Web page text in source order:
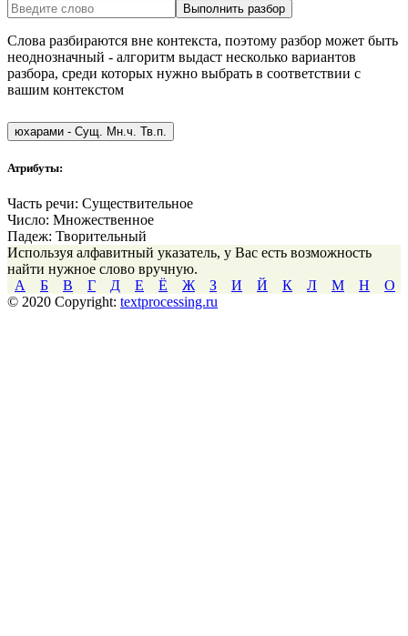
Выполнить разбор
Слова разбираются вне контекста, поэтому разбор может быть
неоднозначный - алгоритм выдаст несколько вариантов
разбора, среди которых нужно выбрать в соответствии с
вашим контекстом
юхарами - Сущ. Мн.ч. Тв.п.
Атрибуты:
Часть речи: Существительное
Число: Множественное
Падеж: Творительный
Используя алфавитный указатель, у Вас есть возможность
найти нужное слово вручную.
А
Б В Г Д Е Ё Ж З И Й К Л М Н
О
© 2020 Copyright: textprocessing.ru